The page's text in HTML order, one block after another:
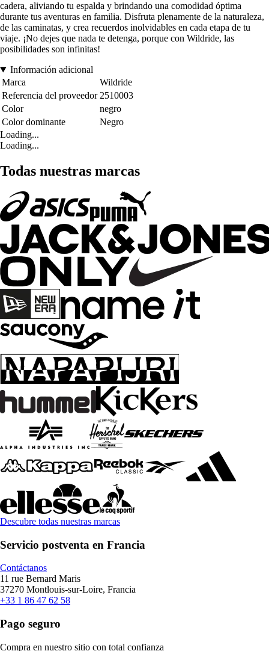
cadera, aliviando tu espalda y brindando una comodidad óptima
durante tus aventuras en familia. Disfruta plenamente de la naturaleza,
de las caminatas, y crea recuerdos inolvidables en cada etapa de tu
viaje. ¡No dejes que nada te detenga, porque con Wildride, las
posibilidades son infinitas!
Información adicional
Marca
Wildride
Referencia del proveedor 2510003
Color
negro
Color dominante
Negro
Loading...
Loading...
Todas nuestras marcas
Descubre todas nuestras marcas
Servicio postventa en Francia
Contáctanos
11 rue Bernard Maris
37270 Montlouis-sur-Loire, Francia
+33 1 86 47 62 58
Pago seguro
Compra en nuestro sitio con total confianza